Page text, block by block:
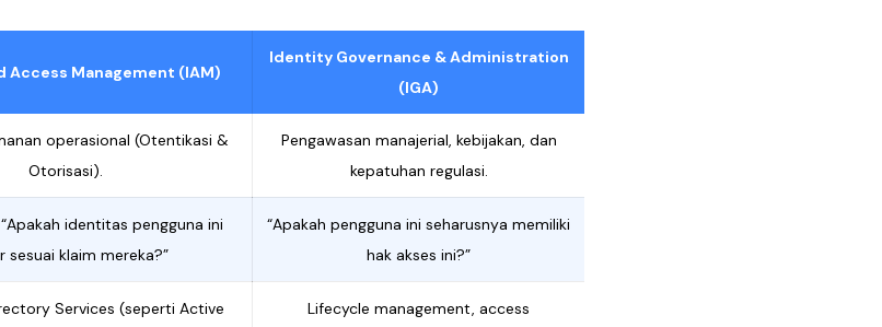
Access Management (IAM)
Identity Governance & Administration
(IGA)
operasional (Otentikasi &
Otorisasi).
Pengawasan manajerial, kebijakan, dan
kepatuhan regulasi.
identitas pengguna ini
sesuai klaim mereka?”
“Apakah pengguna ini seharusnya memiliki
hak akses ini?”
Services (seperti Active
Lifecycle management, access